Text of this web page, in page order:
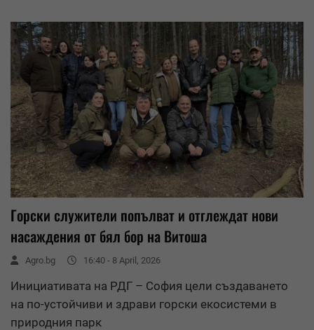
Горски служители попълват и отглеждат нови
насаждения от бял бор на Витоша
Agro.bg 16:40 - 8 April, 2026
Инициативата на РДГ – София цели създаването
на по-устойчиви и здрави горски екосистеми в
природния парк